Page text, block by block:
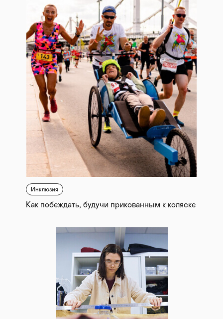
Инклюзия
Как побеждать, будучи прикованным к коляске